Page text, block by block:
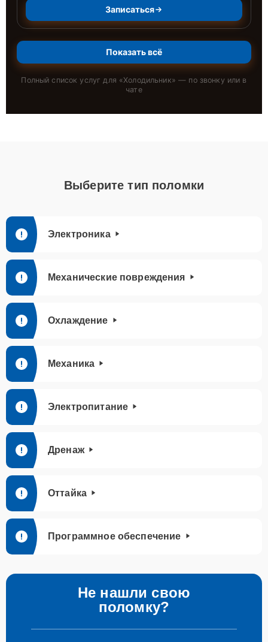
Записаться
Показать всё
Полный список услуг для «Холодильник» — по звонку или в
чате
Выберите тип поломки
Электроника
Механические повреждения
Охлаждение
Механика
Электропитание
Дренаж
Оттайка
Программное обеспечение
Не нашли свою
поломку?